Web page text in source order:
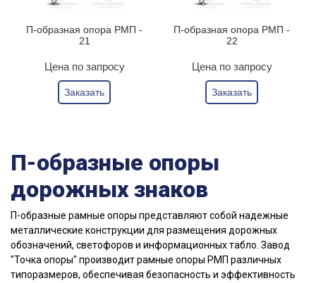
П-образная опора РМП -
21
Цена по запросу
Заказать
П-образная опора РМП -
22
Цена по запросу
Заказать
П-образные опоры
дорожных знаков
П-образные рамные опоры представляют собой надежные
металлические конструкции для размещения дорожных
обозначений, светофоров и информационных табло. Завод
"Точка опоры" производит рамные опоры РМП различных
типоразмеров, обеспечивая безопасность и эффективность